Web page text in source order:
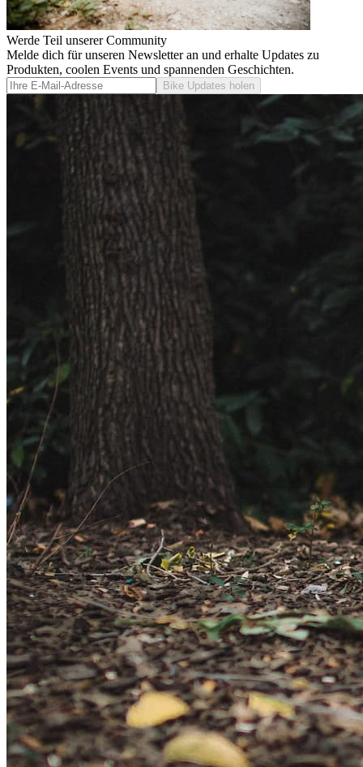
Werde Teil unserer Community
Melde dich für unseren Newsletter an und erhalte Updates zu
Produkten, coolen Events und spannenden Geschichten.
Bike Updates holen